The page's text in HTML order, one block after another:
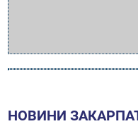
НОВИНИ